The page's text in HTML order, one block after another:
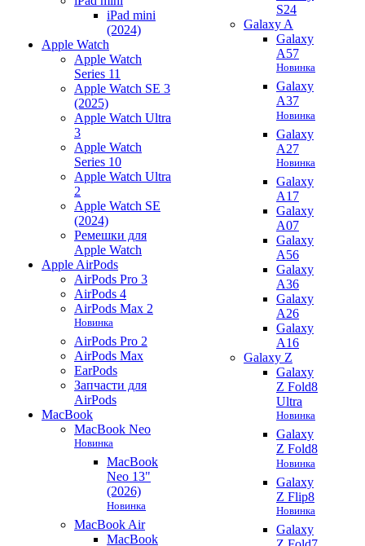
iPad mini
(2024)
Apple Watch
Apple Watch
Series 11
Apple Watch SE 3
(2025)
Apple Watch Ultra
3
Apple Watch
Series 10
Apple Watch Ultra
2
Apple Watch SE
(2024)
Ремешки для
Apple Watch
Apple AirPods
AirPods Pro 3
AirPods 4
AirPods Max 2
Новинка
AirPods Pro 2
AirPods Max
EarPods
Запчасти для
AirPods
MacBook
MacBook Neo
Новинка
MacBook
Neo 13"
(2026)
Новинка
MacBook Air
MacBook
S24
Galaxy A
Galaxy
A57
Новинка
Galaxy
A37
Новинка
Galaxy
A27
Новинка
Galaxy
A17
Galaxy
A07
Galaxy
A56
Galaxy
A36
Galaxy
A26
Galaxy
A16
Galaxy Z
Galaxy
Z Fold8
Ultra
Новинка
Galaxy
Z Fold8
Новинка
Galaxy
Z Flip8
Новинка
Galaxy